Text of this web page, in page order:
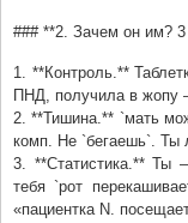
### **2. Зачем он им?
1. **Контроль.**
ПНД, получила в жопу
2. **Тишина.** `мать
комп. Не `бегаешь`. Ты
3. **Статистика.**
тебя `рот
«пациентка N.